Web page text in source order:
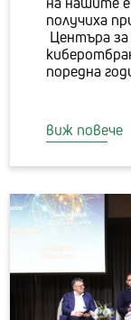
получиха
Центъра
поредна
виж повече